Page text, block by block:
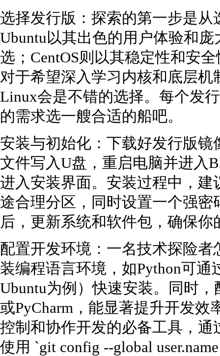
选择发行版：探索的第一步是
Ubuntu以其出色的用户体验和
选；CentOS则以其稳定性和安
对于希望深入学习内核和底层机
Linux会是不错的选择。每个发
的需求选一艘合适的船吧。
安装与初始化：下载好发行版镜
文件写入U盘，重启电脑并进入
进入安装界面。安装过程中，
途合理分区，同时设置一个强
后，更新系统和软件包，确保
配置开发环境：一名技术探险
装编程语言环境，如Python可通
Ubuntu为例）快速安装。同时
或PyCharm，能显著提升开发
控制和协作开发的必备工具，通
使用 `git config --global